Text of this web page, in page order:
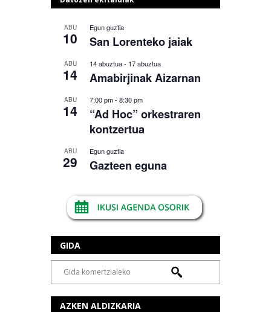
ABU
10
Egun guztia
San Lorenteko jaiak
ABU
14
14 abuztua- 17 abuztua
Amabirjinak Aizarnan
ABU
14
7:00 pm- 8:30 pm
“Ad Hoc” orkestraren
kontzertua
ABU
29
Egun guztia
Gazteen eguna
GIDA
AZKEN ALDIZKARIA